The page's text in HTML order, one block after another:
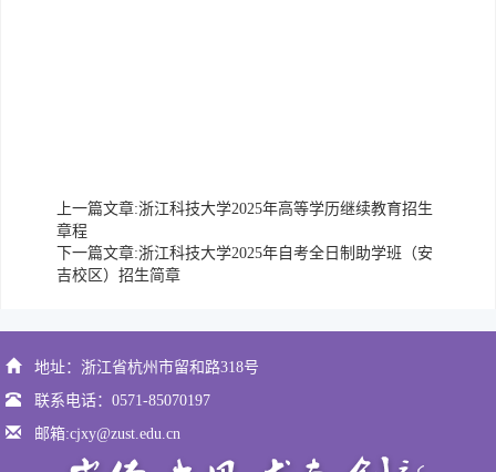
上一篇文章:浙江科技大学2025年高等学历继续教育招生
章程
下一篇文章:浙江科技大学2025年自考全日制助学班（安
吉校区）招生简章
地址：浙江省杭州市留和路318号
联系电话：0571-85070197
邮箱:cjxy@zust.edu.cn